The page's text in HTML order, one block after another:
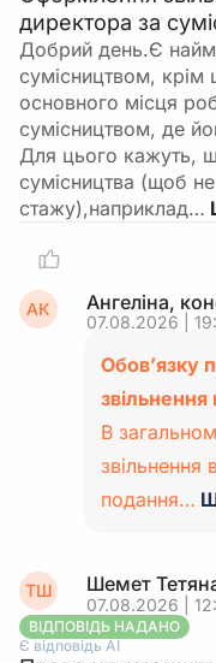
директора за
Добрий день.Є
сумісництвом, крім
основного місця
сумісництвом, де
Для цього кажуть,
сумісництва (щоб
стажу),наприклад…
АК Ангеліна,
07.08.2026 |
Обов’язку
В
звільнення
подання…
ТШ Шемет
07.08.2026 |
ВІДПОВІДЬ НАДАНО
Є відповідь АІ